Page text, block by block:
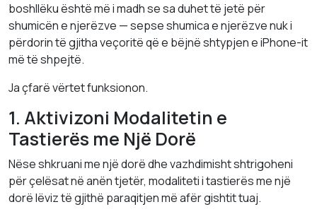
boshllëku është më i madh se sa duhet të jetë për
shumicën e njerëzve — sepse shumica e njerëzve nuk i
përdorin të gjitha veçoritë që e bëjnë shtypjen e iPhone-it
më të shpejtë.
Ja çfarë vërtet funksionon.
1. Aktivizoni Modalitetin e
Tastierës me Një Dorë
Nëse shkruani me një dorë dhe vazhdimisht shtrigoheni
për çelësat në anën tjetër, modaliteti i tastierës me një
dorë lëviz të gjithë paraqitjen më afër gishtit tuaj.